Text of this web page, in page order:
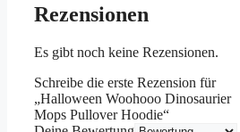
Rezensionen
Es gibt noch keine Rezensionen.
Schreibe die erste Rezension für
„Halloween Woohooo Dinosaurier
Mops Pullover Hoodie“